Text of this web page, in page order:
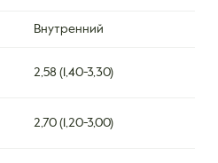
Внутренний
2,58 (1,40-3,30)
2,70 (1,20-3,00)